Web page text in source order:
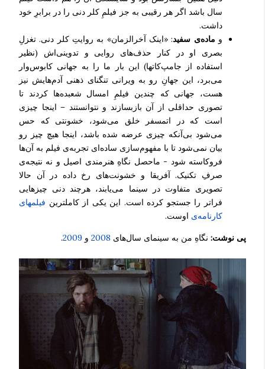
سال باشد اگر هر رقیبی به جز فیلمِ کلر دنی را در برابرِ خود
داشت.
و ماده‌ی سفید: «اینک آخرالزمان» به روایتِ کلر دنی. تغزلِ
بصری او در کنار حذف‌های روایی و تدوینی‌اش (نظیر
استفاده از جامپ‌کاتها) این بار ما را به جهانی کابوس‌وار
می‌برد، این جهانِ رو به ویرانی تنگنای ذهنی آدم‌هایش نیز
هست، جهانی که چندین فیلمِ امسال شعبده‌ها کردند تا
تصوری حداقلی از آن بازبسازند و نتوانستند – اینجا چیزی
است که در اتمسفر خلق می‌شود، خشونتی که حس
می‌شود بی‌آنکه چیزی عرضه شده باشد، اینجا هیچ چیز رو
بیان نمی‌شود تا با مفهوم‌سازی ساده‌ای تجربه‌ی فیلم به آن‌ها
فروکاسته شود - ماحصل نگاهِ هنرمندی اصیل و نه نتیجه‌ی
صرفِ تکنیک. آفریقا و خشونت‌های رخ داده در آن حالا
تصویری متفاوت در سینما می‌یابند، هرچند دنی چیزهایی
فراتر را جستجو کرده است. این یکی از کاملترین فیلمهای
کارنامه‌ی اوست.
پی نوشت: نگاهِ من به سینمای سال‌های 2008 و 2009
.